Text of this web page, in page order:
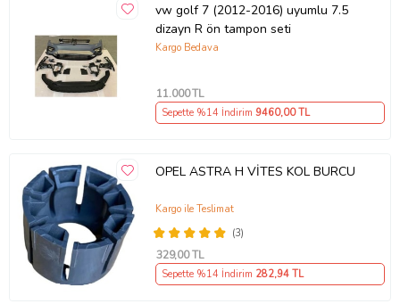
vw golf 7 (2012-2016) uyumlu 7.5
dizayn R ön tampon seti
Kargo Bedava
11.000TL
Sepette %14 İndirim 9460,00 TL
OPEL ASTRA H VİTES KOL BURCU
(3)
Kargo ile Teslimat
329,00 TL
Sepette %14 İndirim 282,94 TL